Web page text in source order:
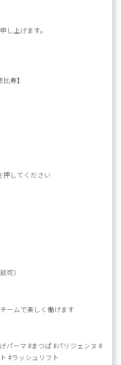
し上げます。
寿】
押してください
可）
ームで楽しく働けます
パーマ #まつぱ #パリジェンヌ #
#ラッシュリフト